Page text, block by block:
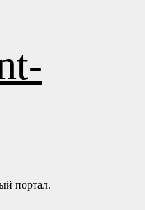
портал.